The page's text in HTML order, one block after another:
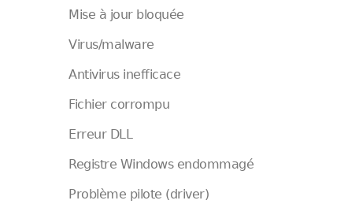
Mise à jour bloquée
Virus/malware
Antivirus inefficace
Fichier corrompu
Erreur DLL
Registre Windows endommagé
Problème pilote (driver)